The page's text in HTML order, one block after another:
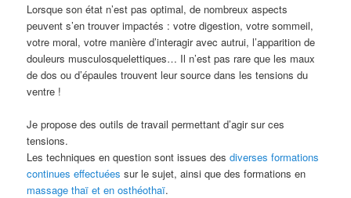
Lorsque son état n’est pas optimal, de nombreux aspects
peuvent s’en trouver impactés : votre digestion, votre sommeil,
votre moral, votre manière d’interagir avec autrui, l’apparition de
douleurs musculosquelettiques… Il n’est pas rare que les maux
de dos ou d’épaules trouvent leur source dans les tensions du
ventre !
Je propose des outils de travail permettant d’agir sur ces
tensions.
Les techniques en question sont issues desdiverses formations
continues effectuées sur le sujet, ainsi que des formations en
massage thaï et en osthéothaï.